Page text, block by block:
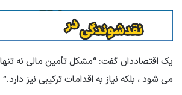
یک اقتصاددان گفت: “مشکل تأمین مالی نه
می شود ، بلکه نیاز به اقدامات ترکیبی نیز دارد.”